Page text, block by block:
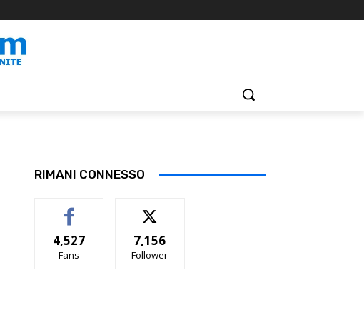
RIMANI CONNESSO
4,527
Fans
7,156
Follower